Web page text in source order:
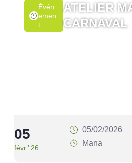
Évén
Emen
T
ATELIER
CARNAVAL
05
févr.’ 26
05/02/2026
Mana